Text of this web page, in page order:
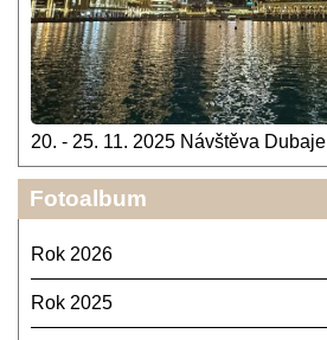
20. - 25. 11. 2025 Návštěva Dubaje
Fotoalbum
Rok 2026
Rok 2025